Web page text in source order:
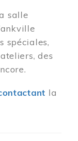
salle
spéciales,
des
la